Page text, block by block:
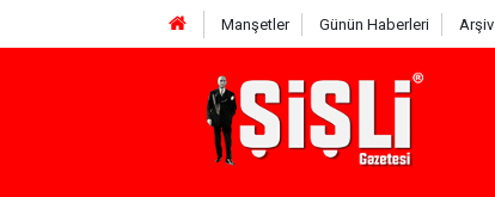
Manşetler Günün Haberleri Arşiv